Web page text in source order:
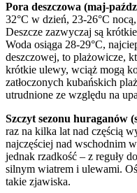
Pora deszczowa (maj-
32°C w dzień, 23-26°C
Deszcze zazwyczaj są
Woda osiąga 28-29°C,
deszczowej, to plażowicze,
krótkie ulewy, wciąż mogą
zatłoczonych kubańskich
utrudnione ze względu na
Szczyt sezonu huraganów
raz na kilka lat nad częścią
najczęściej nad wschodnim
jednak rzadkość – z reguły
silnym wiatrem i ulewami.
takie zjawiska.